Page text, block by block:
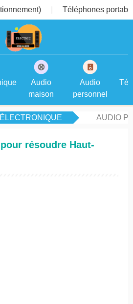
Téléphones
Audio
maison
Audio
personnel
AUDIO
résoudre Haut-